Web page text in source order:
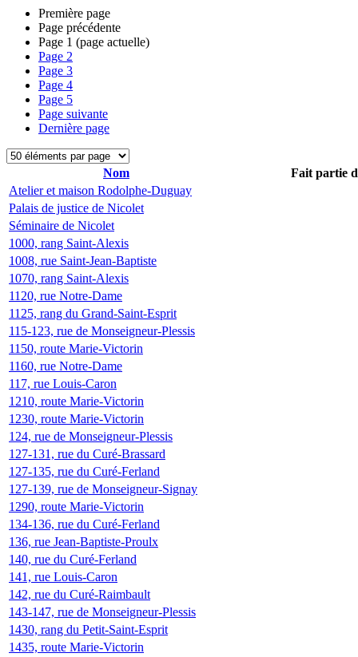
Première page
Page précédente
Page 1 (page actuelle)
Page 2
Page 3
Page 4
Page 5
Page suivante
Dernière page
Nom
Fait partie
Atelier et maison Rodolphe-Duguay
Palais de justice de Nicolet
Séminaire de Nicolet
1000, rang Saint-Alexis
1008, rue Saint-Jean-Baptiste
1070, rang Saint-Alexis
1120, rue Notre-Dame
1125, rang du Grand-Saint-Esprit
115-123, rue de Monseigneur-Plessis
1150, route Marie-Victorin
1160, rue Notre-Dame
117, rue Louis-Caron
1210, route Marie-Victorin
1230, route Marie-Victorin
124, rue de Monseigneur-Plessis
127-131, rue du Curé-Brassard
127-135, rue du Curé-Ferland
127-139, rue de Monseigneur-Signay
1290, route Marie-Victorin
134-136, rue du Curé-Ferland
136, rue Jean-Baptiste-Proulx
140, rue du Curé-Ferland
141, rue Louis-Caron
142, rue du Curé-Raimbault
143-147, rue de Monseigneur-Plessis
1430, rang du Petit-Saint-Esprit
1435, route Marie-Victorin